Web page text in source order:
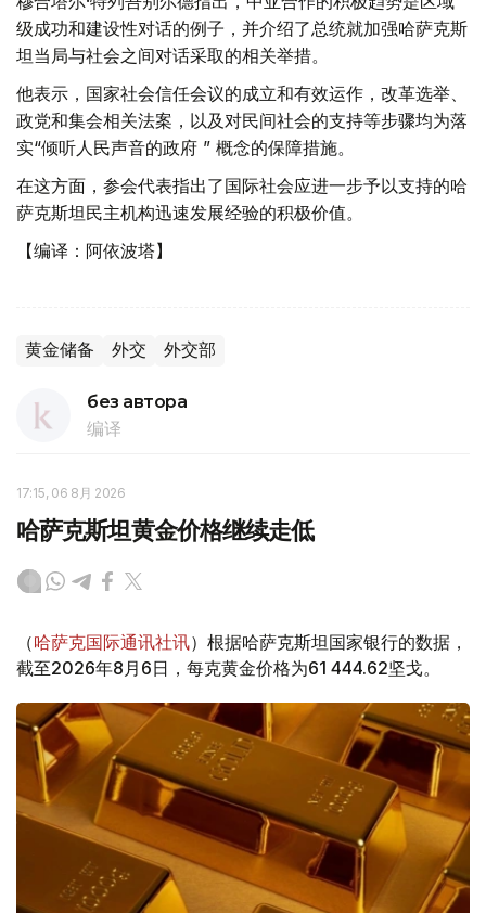
级成功和建设性对话的例子，并介绍了总统就加强哈萨克斯
坦当局与社会之间对话采取的相关举措。
他表示，国家社会信任会议的成立和有效运作，改革选举、
政党和集会相关法案，以及对民间社会的支持等步骤均为落
实“倾听人民声音的政府 ” 概念的保障措施。
在这方面，参会代表指出了国际社会应进一步予以支持的哈
萨克斯坦民主机构迅速发展经验的积极价值。
【编译：阿依波塔】
黄金储备 外交 外交部
без автора
编译
17:15, 06 8月 2026
哈萨克斯坦黄金价格继续走低
（哈萨克国际通讯社讯）根据哈萨克斯坦国家银行的数据，
截至2026年8月6日，每克黄金价格为61 444.62坚戈。